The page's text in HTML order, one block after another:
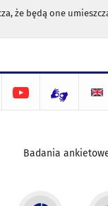
że będą one
Badania